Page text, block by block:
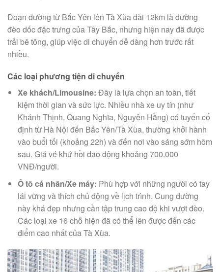
Đoạn đường từ Bắc Yên lên Tà Xùa dài 12km là đường
đèo dốc đặc trưng của Tây Bắc, nhưng hiện nay đã được
trải bê tông, giúp việc di chuyển dễ dàng hơn trước rất
nhiều.
Các loại phương tiện di chuyển
Xe khách/Limousine: Đây là lựa chọn an toàn, tiết
kiệm thời gian và sức lực. Nhiều nhà xe uy tín (như
Khánh Thịnh, Quang Nghĩa, Nguyên Hằng) có tuyến cố
định từ Hà Nội đến Bắc Yên/Tà Xùa, thường khởi hành
vào buổi tối (khoảng 22h) và đến nơi vào sáng sớm hôm
sau. Giá vé khứ hồi dao động khoảng 700.000
VNĐ/người.
Ô tô cá nhân/Xe máy: Phù hợp với những người có tay
lái vững và thích chủ động về lịch trình. Cung đường
này khá đẹp nhưng cần tập trung cao độ khi vượt đèo.
Các loại xe 16 chỗ hiện đã có thể lên được đến các
điểm cao nhất của Tà Xùa.